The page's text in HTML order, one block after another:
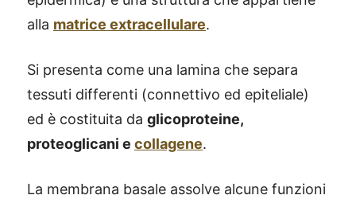
alla matrice extracellulare.
Si presenta come una lamina che separa
tessuti differenti (connettivo ed epiteliale)
ed è costituita da glicoproteine,
proteoglicani e collagene.
La membrana basale assolve alcune funzioni